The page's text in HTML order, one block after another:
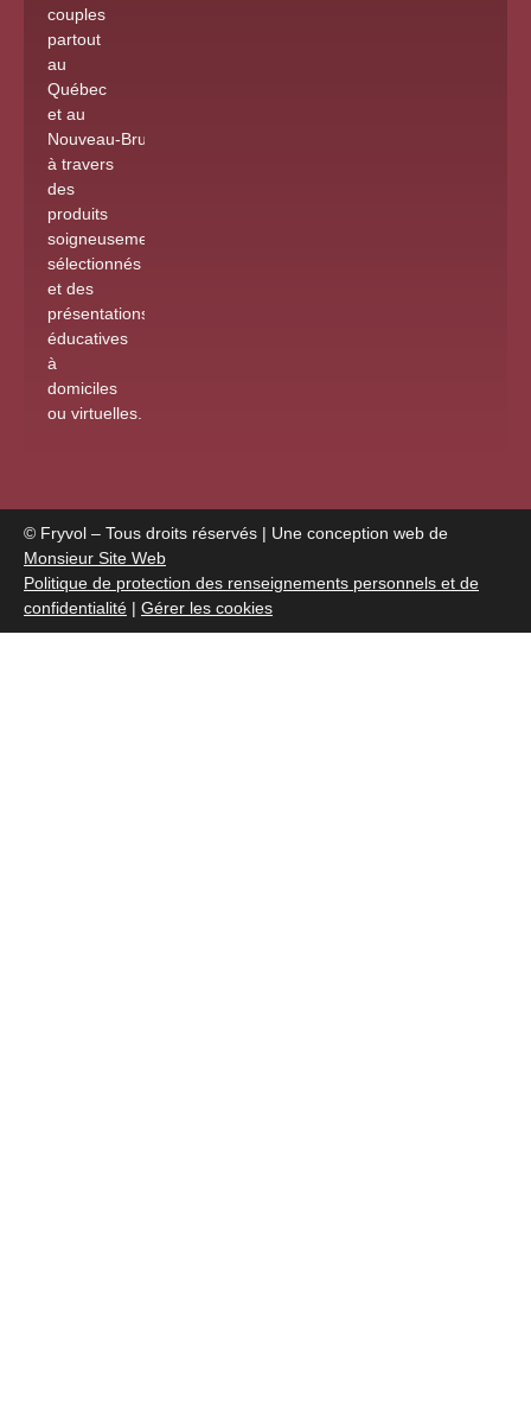
couples
partout
au
Québec
et au
Nouveau-Brunswick
à travers
des
produits
soigneusement
sélectionnés
et des
présentations
éducatives
à
domiciles
ou virtuelles
© Fryvol – Tous droits réservés | Une conception web de
Monsieur Site Web
Politique de protection des renseignements personnels et de
confidentialité | Gérer les cookies